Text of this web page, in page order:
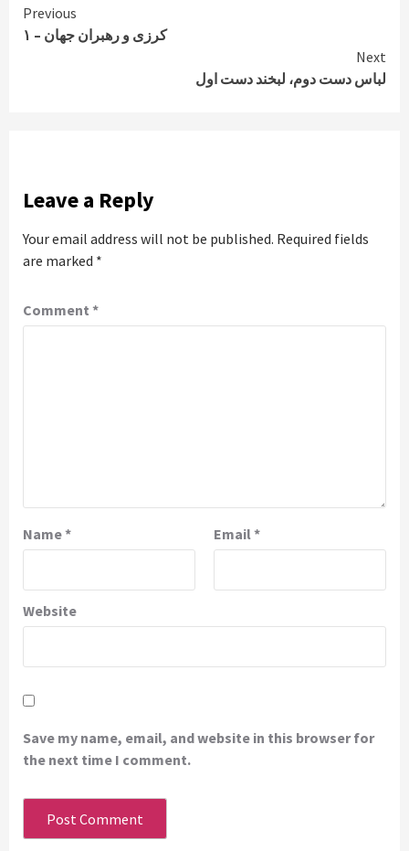
Continue
Reading
Previous
کرزی و رهبران جهان – ۱
Next
لباس دست دوم، لبخند دست اول
Leave a Reply
Your email address will not be published. Required fields
are marked *
Comment *
Name* Email*
Website
Save my name, email, and website in this browser for
the next time I comment.